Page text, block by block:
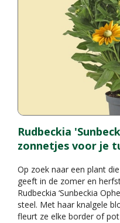
Rudbeckia
zonnetjes voor je
Op zoek naar een plant
geeft in de zomer en
Rudbeckia ‘Sunbeckia
steel. Met haar knalgele
fleurt ze elke border of